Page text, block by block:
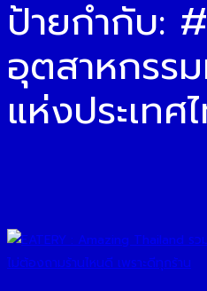
ป้ายกำกับ:
อุตสาหกรร
แห่งประเทศ